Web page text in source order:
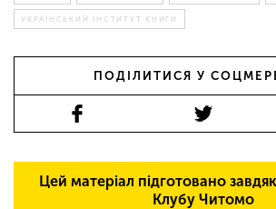
УКРАЇНСЬКИЙ ІНСТИТУТ КНИГИ
ПОДІЛИТИСЯ У
Цей матеріал підготовано
Клубу Читомо